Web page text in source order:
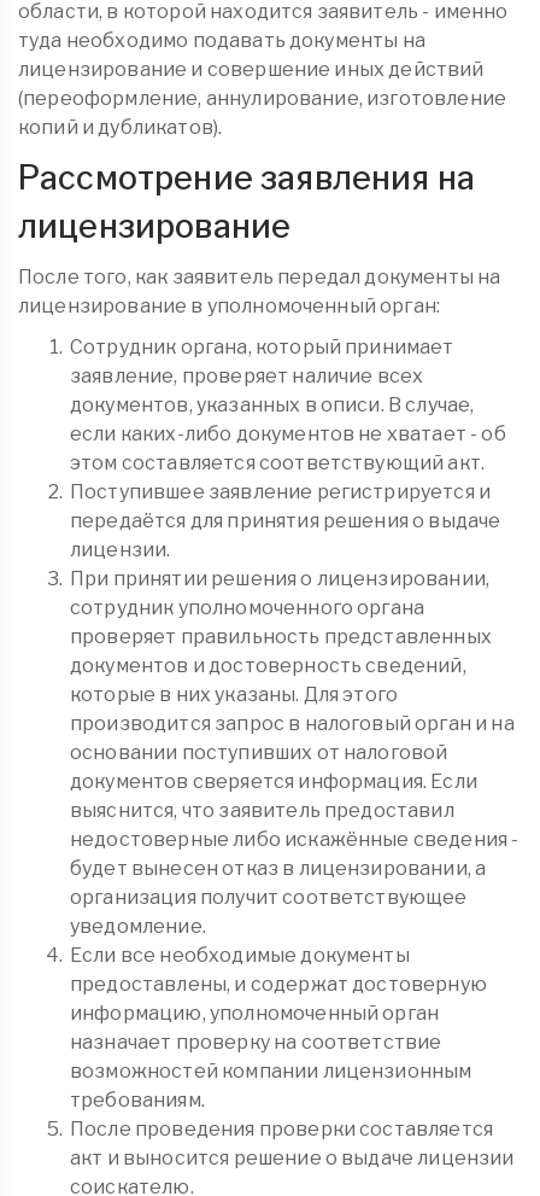
области, в которой находится заявитель - именно
туда необходимо подавать документы на
лицензирование и совершение иных действий
(переоформление, аннулирование, изготовление
копий и дубликатов).
Рассмотрение заявления на
лицензирование
После того, как заявитель передал документы на
лицензирование в уполномоченный орган:
Сотрудник органа, который принимает
заявление, проверяет наличие всех
документов, указанных в описи. В случае,
если каких-либо документов не хватает - об
этом составляется соответствующий акт.
Поступившее заявление регистрируется и
передаётся для принятия решения о выдаче
лицензии.
При принятии решения о лицензировании,
сотрудник уполномоченного органа
проверяет правильность представленных
документов и достоверность сведений,
которые в них указаны. Для этого
производится запрос в налоговый орган и на
основании поступивших от налоговой
документов сверяется информация. Если
выяснится, что заявитель предоставил
недостоверные либо искажённые сведения -
будет вынесен отказ в лицензировании, а
организация получит соответствующее
уведомление.
Если все необходимые документы
предоставлены, и содержат достоверную
информацию, уполномоченный орган
назначает проверку на соответствие
возможностей компании лицензионным
требованиям.
После проведения проверки составляется
акт и выносится решение о выдаче лицензии
соискателю.